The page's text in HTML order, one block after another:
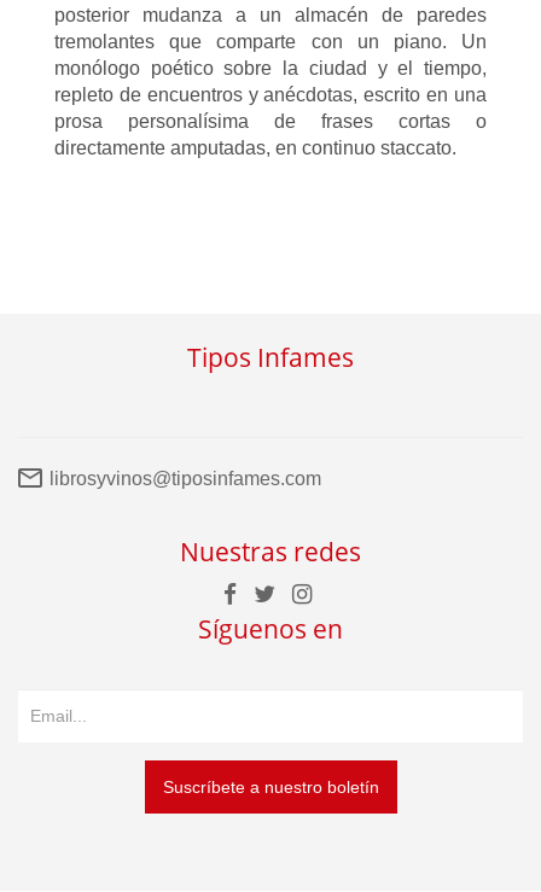
posterior mudanza a un almacén de paredes
tremolantes que comparte con un piano. Un
monólogo poético sobre la ciudad y el tiempo,
repleto de encuentros y anécdotas, escrito en una
prosa personalísima de frases cortas o
directamente amputadas, en continuo staccato.
Tipos Infames
librosyvinos@tiposinfames.com
Nuestras redes
Síguenos en
Suscríbete a nuestro boletín